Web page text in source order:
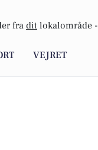
fra dit lokalområde -
VEJRET